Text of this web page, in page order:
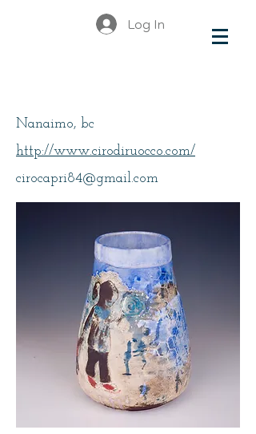
Log In
Nanaimo, bc
http://www.cirodiruocco.com/
cirocapri84@gmail.com